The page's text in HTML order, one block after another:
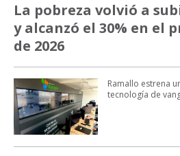
La pobreza volvió a
y alcanzó el 30% en el
de 2026
Ramallo estrena
tecnología de